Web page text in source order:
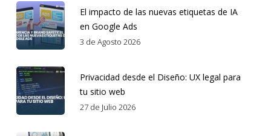
El impacto de las nuevas etiquetas de IA
en Google Ads
3 de Agosto 2026
Privacidad desde el Diseño: UX legal para
tu sitio web
27 de Julio 2026